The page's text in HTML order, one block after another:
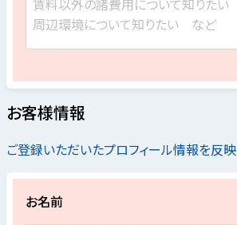
お客様情報
ご登録いただいたプロフィール情報を反映
お名前